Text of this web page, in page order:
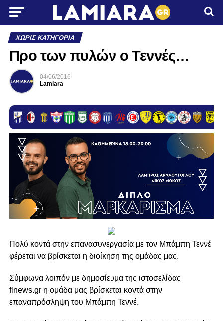
ΧΩΡΊΣ ΚΑΤΗΓΟΡΊΑ
Προ των πυλών ο Τεννές…
04/06/2016
Lamiara
Πολύ κοντά στην επανασυνεργασία με τον Μπάμπη Τεννέ
φέρεται να βρίσκεται η διοίκηση της ομάδας μας.
Σύμφωνα λοιπόν με δημοσίευμα της ιστοσελίδας
flnews.gr η ομάδα μας βρίσκεται κοντά στην
επαναπρόσληψη του Μπάμπη Τεννέ.